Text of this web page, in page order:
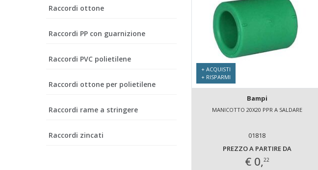
Raccordi ottone
Raccordi PP con guarnizione
Raccordi PVC polietilene
Raccordi ottone per polietilene
Raccordi rame a stringere
Raccordi zincati
+ ACQUISTI
+ RISPARMI
Bampi
MANICOTTO 20X20 PPR A SALDARE
01818
PREZZO A PARTIRE DA
€ 0,22